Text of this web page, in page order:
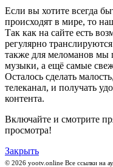
Если вы хотите всегда
происходят в мире, то
Так как на сайте есть
регулярно
также для меломанов мы
музыки, а ещё самые
Осталось сделать
телеканал, и получать
контента.
Включайте и смотрите
просмотра!
Закрыть
© 2026 yootv.online Все ссылки на